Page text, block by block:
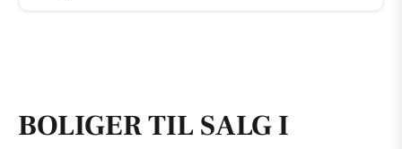
BOLIGER TIL SALG I